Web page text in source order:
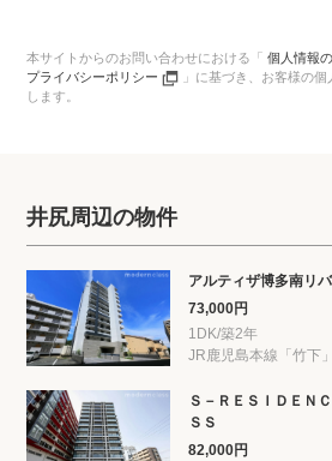
本サイトからのお問い合わせにおける「個人情報
プライバシーポリシー
」に基づき、 お客様の個
します。
井尻周辺の物件
アルティザ博多南リ
73,000円
1DK/築2年
JR鹿児島本線「竹下
Ｓ－ＲＥＳＩＤＥＮ
ＳＳ
82,000円